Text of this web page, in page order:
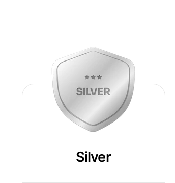
reconhecido nacional e
O Benhur Photo Studio oferece uma
de alimentos, incluindo:
Fotografia de alimentos para
Fotografia de alimentos para revistas e
Fotografia de alimentos para sites e blogs
Fotografia de alimentos para
O Benhur Photo Studio também oferece
palestras sobre fotografia de alimentos.
Silver